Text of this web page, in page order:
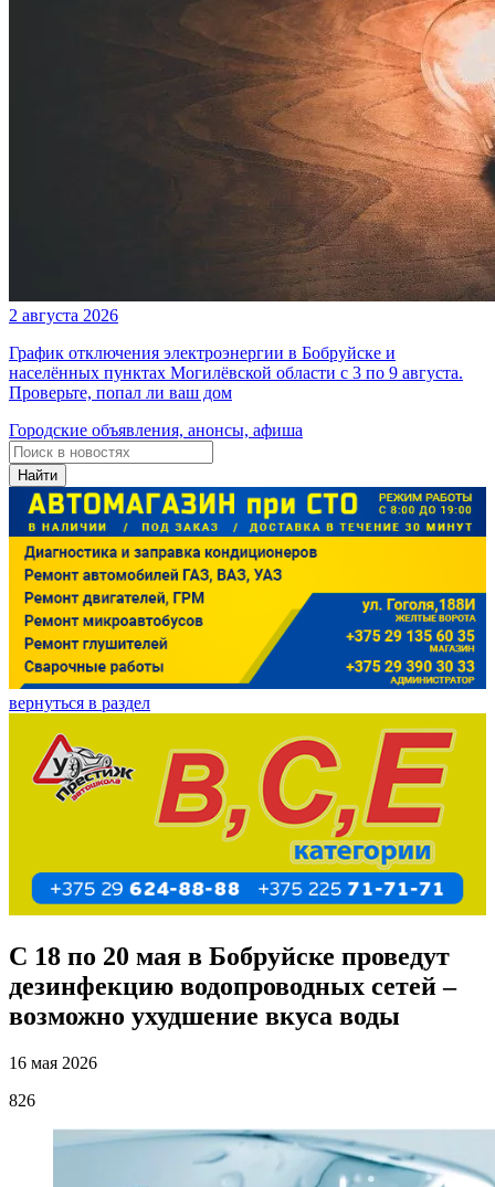
2 августа 2026
График отключения электроэнергии в Бобруйске и
населённых пунктах Могилёвской области с 3 по 9 августа.
Проверьте, попал ли ваш дом
Городские объявления, анонсы, афиша
Найти
вернуться в раздел
С 18 по 20 мая в Бобруйске проведут
дезинфекцию водопроводных сетей –
возможно ухудшение вкуса воды
16 мая 2026
826